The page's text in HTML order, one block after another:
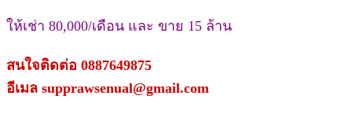
ให้เช่า 80,000/เดือน และ ขาย 15 ล้าน
สนใจติดต่อ 0887649875
อีเมล supprawsenual@gmail.com